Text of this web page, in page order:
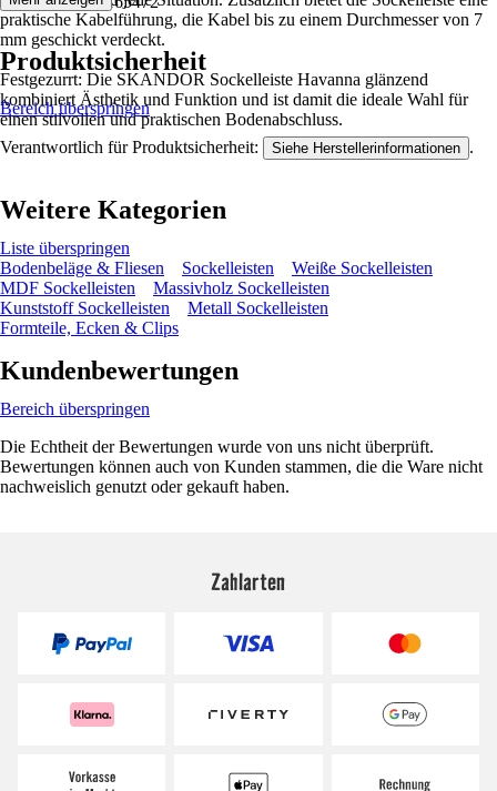
praktische Kabelführung, die Kabel bis zu einem Durchmesser von 7
mm geschickt verdeckt.
Festgezurrt: Die SKANDOR Sockelleiste Havanna glänzend
kombiniert Ästhetik und Funktion und ist damit die ideale Wahl für
einen stilvollen und praktischen Bodenabschluss.
Produktsicherheit
Bereich überspringen
Verantwortlich für Produktsicherheit: Siehe Herstellerinformationen .
Weitere Kategorien
Liste überspringen
Bodenbeläge & Fliesen
Sockelleisten
Weiße Sockelleisten
MDF Sockelleisten
Massivholz Sockelleisten
Kunststoff Sockelleisten
Metall Sockelleisten
Formteile, Ecken & Clips
Kundenbewertungen
Bereich überspringen
Die Echtheit der Bewertungen wurde von uns nicht überprüft.
Bewertungen können auch von Kunden stammen, die die Ware nicht
nachweislich genutzt oder gekauft haben.
Zahlarten